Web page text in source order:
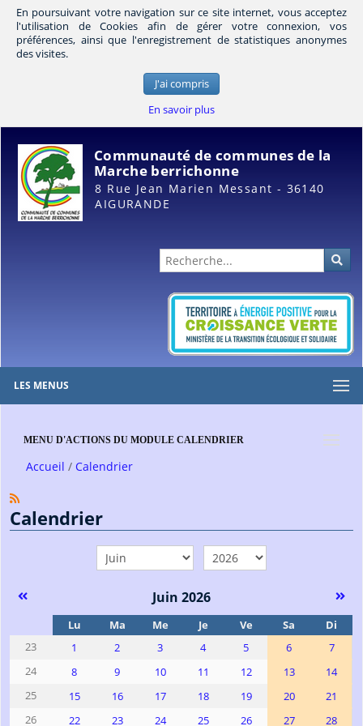
En poursuivant votre navigation sur ce site internet, vous acceptez
l'utilisation de Cookies afin de gérer votre connexion, vos
préférences, ainsi que l'enregistrement de statistiques anonymes
des visites.
J'ai compris
En savoir plus
Communauté de communes de la
Marche berrichonne
8 Rue Jean Marien Messant - 36140
AIGURANDE
LES MENUS
MENU D'ACTIONS DU MODULE CALENDRIER
Accueil Calendrier
Calendrier
mois année
Juin 2026
Lu Ma Me Je Ve Sa
Di
23
1 2 3 4 5 6
7
24
8 9 10 11 12 13
14
25
15 16 17 18 19 20
21
26
22 23 24 25 26 27 28